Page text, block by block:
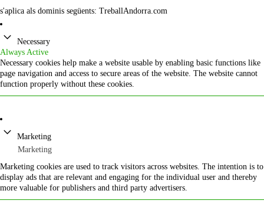
s'aplica als dominis següents: TreballAndorra.com
Necessary
Always Active
Necessary cookies help make a website usable by enabling basic functions like
page navigation and access to secure areas of the website. The website cannot
function properly without these cookies.
Marketing
Marketing
Marketing cookies are used to track visitors across websites. The intention is to
display ads that are relevant and engaging for the individual user and thereby
more valuable for publishers and third party advertisers.